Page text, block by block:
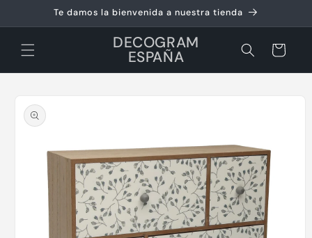
directamente
al contenido
Te damos la bienvenida a nuestra tienda
DECOGRAM
ESPAÑA Carrito
a la
información